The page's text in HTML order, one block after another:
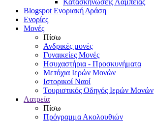
Blogspot Ενοριακή Δράση
Ενορίες
Μονές
Πίσω
Ανδρικές μονές
Γυναικείες Μονές
Ησυχαστήρια - Προσκυνήματα
Μετόχια Ιερών Μονών
Ιστορικοί Ναοί
Τουριστικός Οδηγός Ιερών Μονών
Λατρεία
Πίσω
Πρόγραμμα Ακολουθιών